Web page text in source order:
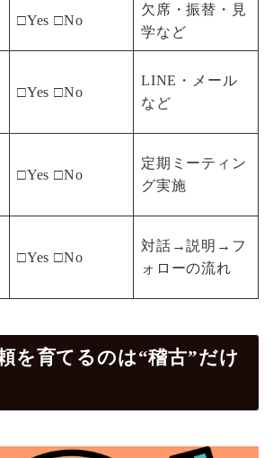
□Yes □No
欠席・振替・見
学など
□Yes □No
LINE・メール
など
□Yes □No
定期ミーティン
グ実施
□Yes □No
対話→説明→フ
ォローの流れ
を育てるのは“稽古”だけ